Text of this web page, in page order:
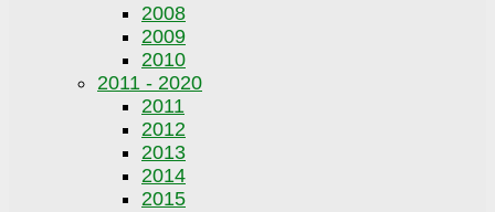
2008
2009
2010
2011 - 2020
2011
2012
2013
2014
2015